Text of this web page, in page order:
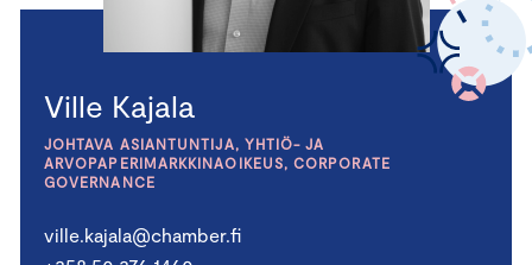
Ville Kajala
JOHTAVA ASIANTUNTIJA, YHTIÖ- JA
ARVOPAPERIMARKKINAOIKEUS, CORPORATE
GOVERNANCE
ville.kajala@chamber.fi